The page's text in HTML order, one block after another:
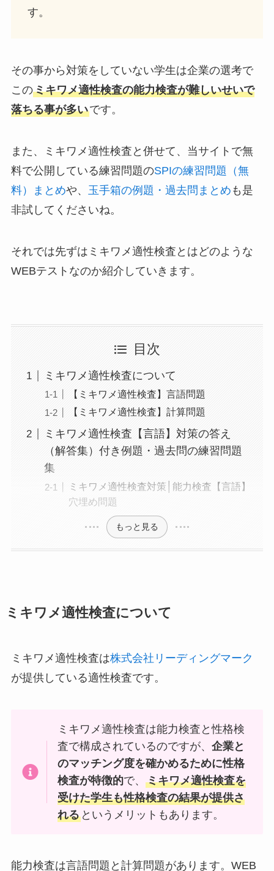
す。
その事から対策をしていない学生は企業の選考で
このミキワメ適性検査の能力検査が難しいせいで
落ちる事が多いです。
また、ミキワメ適性検査と併せて、当サイトで無
料で公開している練習問題のSPIの練習問題（無
料）まとめや、 玉手箱の例題・過去問まとめ も是
非試してくださいね。
それでは先ずはミキワメ適性検査とはどのような
WEBテストなのか紹介していきます。
目次
ミキワメ適性検査について
【ミキワメ適性検査】言語問題
【ミキワメ適性検査】計算問題
ミキワメ適性検査【言語】対策の答え
（解答集）付き例題・過去問の練習問題
集
ミキワメ適性検査対策│能力検査【言語】
穴埋め問題
もっと見る
ミキワメ適性検査について
ミキワメ適性検査は株式会社リーディングマーク
が提供している適性検査です。
ミキワメ適性検査は能力検査と性格検
査で構成されているのですが、企業と
のマッチング度を確かめるために性格
検査が特徴的で、ミキワメ適性検査を
受けた学生も性格検査の結果が提供さ
れる というメリットもあります。
能力検査は言語問題と計算問題があります。WEB